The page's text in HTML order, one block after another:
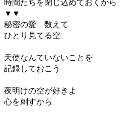
時間たちを閉じ込めておくから
▼▼
秘密の愛 数えて
ひとり見てる空
天使なんていないことを
記録しておこう
夜明けの空が好きよ
心を刺すから